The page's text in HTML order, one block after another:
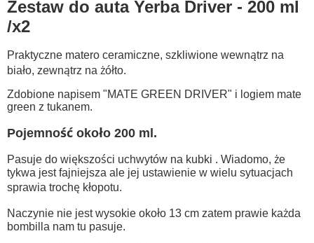
Zestaw do auta Yerba Driver - 200 ml
/x2
Praktyczne matero ceramiczne, szkliwione wewnątrz na
biało, zewnątrz na żółto.
Zdobione napisem "MATE GREEN DRIVER" i logiem mate
green z tukanem.
Pojemność około 200 ml.
Pasuje do większości uchwytów na kubki . Wiadomo, że
tykwa jest fajniejsza ale jej ustawienie w wielu sytuacjach
sprawia trochę kłopotu.
Naczynie nie jest wysokie około 13 cm zatem prawie każda
bombilla nam tu pasuje.